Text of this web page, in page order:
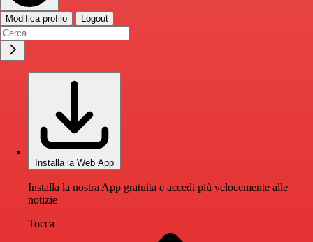
Modifica profilo Logout
Installa la Web App
Installa la nostra App gratuita e accedi più velocemente alle
notizie
Tocca